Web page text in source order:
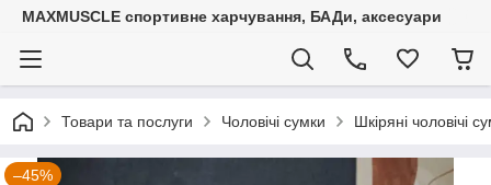
MAXMUSCLE спортивне харчування, БАДи, аксесуари
Товари та послуги Чоловічі сумки Шкіряні чоловічі
–45%